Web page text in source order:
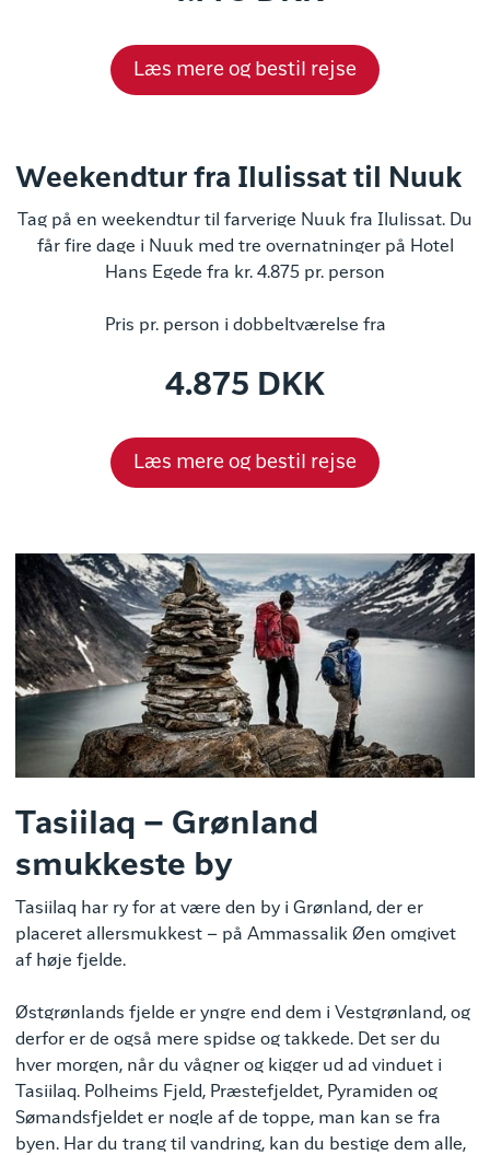
Læs mere og bestil rejse
Weekendtur fra Ilulissat til Nuuk
Tag på en weekendtur til farverige Nuuk fra Ilulissat. Du
får fire dage i Nuuk med tre overnatninger på Hotel
Hans Egede fra kr. 4.875 pr. person
Pris pr. person i dobbeltværelse fra
4.875 DKK
Læs mere og bestil rejse
Tasiilaq – Grønland
smukkeste by
Tasiilaq har ry for at være den by i Grønland, der er
placeret allersmukkest – på Ammassalik Øen omgivet
af høje fjelde.
Østgrønlands fjelde er yngre end dem i Vestgrønland, og
derfor er de også mere spidse og takkede. Det ser du
hver morgen, når du vågner og kigger ud ad vinduet i
Tasiilaq. Polheims Fjeld, Præstefjeldet, Pyramiden og
Sømandsfjeldet er nogle af de toppe, man kan se fra
byen. Har du trang til vandring, kan du bestige dem alle,